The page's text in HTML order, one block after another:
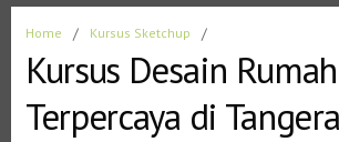
Home / Kursus Sketchup /
Kursus Desain Rumah
Terpercaya di